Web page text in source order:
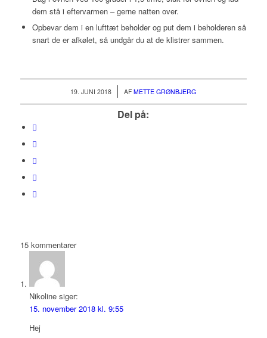
dem stå i eftervarmen – gerne natten over.
Opbevar dem i en lufttæt beholder og put dem i beholderen så
snart de er afkølet, så undgår du at de klistrer sammen.
19. JUNI 2018
/ AFMETTE GRØNBJERG
Del på:
15 kommentarer
Nikoline siger:
15. november 2018 kl. 9:55
Hej